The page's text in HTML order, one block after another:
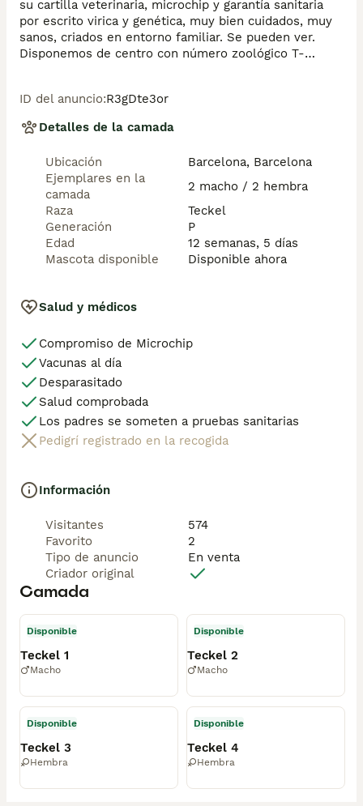
su cartilla veterinaria, microchip y garantía sanitaria
por escrito virica y genética, muy bien cuidados, muy
sanos, criados en entorno familiar. Se pueden ver.
Disponemos de centro con número zoológico T-
ID del anuncio:R3gDte3or
Detalles de la camada
Ubicación
Barcelona, Barcelona
Ejemplares en la
camada
2 macho / 2 hembra
Raza
Teckel
Generación
P
Edad
12 semanas, 5 días
Mascota disponible
Disponible ahora
Salud y médicos
Compromiso de Microchip
Vacunas al día
Desparasitado
Salud comprobada
Los padres se someten a pruebas sanitarias
Pedigrí registrado en la recogida
Información
Visitantes
574
Favorito
2
Tipo de anuncio
En venta
Criador original
Camada
Disponible
Teckel 1
Macho
Disponible
Teckel 2
Macho
Disponible
Teckel 3
Hembra
Disponible
Teckel 4
Hembra